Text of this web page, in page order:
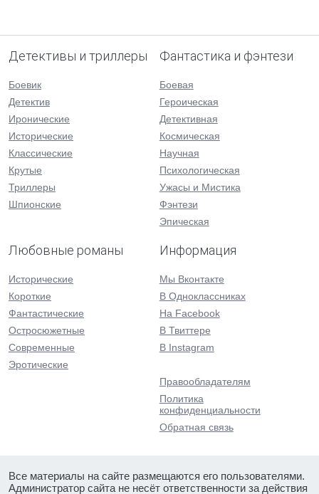
Детективы и триллеры
Боевик
Детектив
Иронические
Исторические
Классические
Крутые
Триллеры
Шпионские
Фантастика и фэнтези
Боевая
Героическая
Детективная
Космическая
Научная
Психологическая
Ужасы и Мистика
Фэнтези
Эпическая
Любовные романы
Исторические
Короткие
Фантастические
Остросюжетные
Современные
Эротические
Информация
Мы Вконтакте
В Одноклассниках
На Facebook
В Твиттере
В Instagram
Правообладателям
Политика
конфиденциальности
Обратная связь
Все материалы на сайте размещаются его пользователями.
Администратор сайта не несёт ответственности за действия